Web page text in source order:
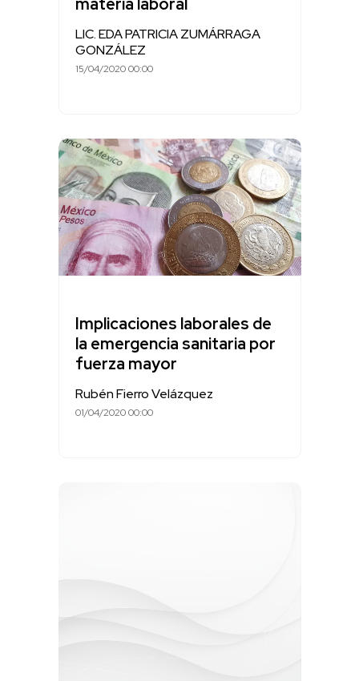
materia laboral
LIC. EDA PATRICIA ZUMÁRRAGA
GONZÁLEZ
15/04/2020 00:00
Implicaciones laborales de
la emergencia sanitaria por
fuerza mayor
Rubén Fierro Velázquez
01/04/2020 00:00